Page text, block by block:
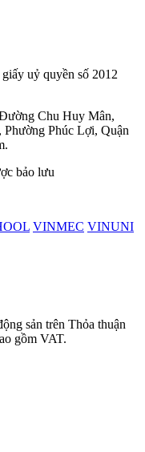
uỷ quyền số 2012
Chu Huy Mân,
Phúc Lợi, Quận
bảo lưu
VINMEC VINUNI
sản trên Thỏa thuận
gồm VAT.